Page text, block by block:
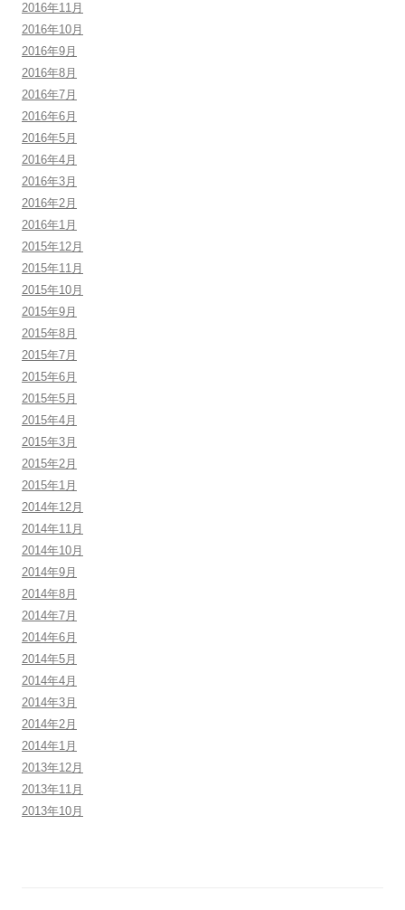
2016年11月
2016年10月
2016年9月
2016年8月
2016年7月
2016年6月
2016年5月
2016年4月
2016年3月
2016年2月
2016年1月
2015年12月
2015年11月
2015年10月
2015年9月
2015年8月
2015年7月
2015年6月
2015年5月
2015年4月
2015年3月
2015年2月
2015年1月
2014年12月
2014年11月
2014年10月
2014年9月
2014年8月
2014年7月
2014年6月
2014年5月
2014年4月
2014年3月
2014年2月
2014年1月
2013年12月
2013年11月
2013年10月